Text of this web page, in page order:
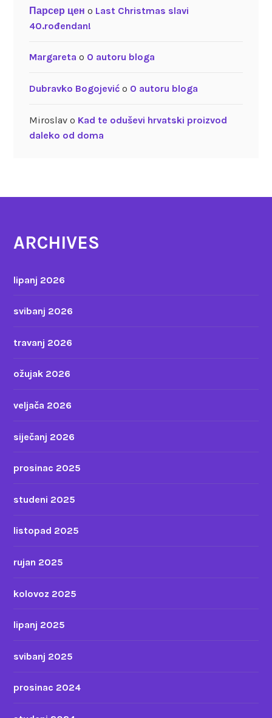
Парсер цен o Last Christmas slavi
40.rođendan!
Margareta o O autoru bloga
Dubravko Bogojevićo O autoru bloga
Miroslavo Kad te oduševi hrvatski proizvod
daleko od doma
ARCHIVES
lipanj 2026
svibanj 2026
travanj 2026
ožujak 2026
veljača 2026
siječanj 2026
prosinac 2025
studeni 2025
listopad 2025
rujan 2025
kolovoz 2025
lipanj 2025
svibanj 2025
prosinac 2024